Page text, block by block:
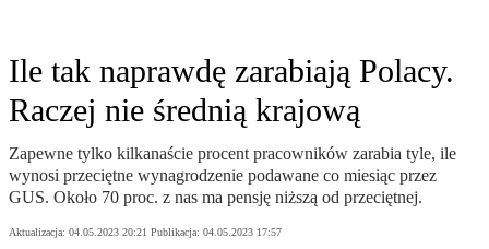
Ile tak naprawdę zarabiają Polacy.
Raczej nie średnią krajową
Zapewne tylko kilkanaście procent pracowników zarabia tyle, ile
wynosi przeciętne wynagrodzenie podawane co miesiąc przez
GUS. Około 70 proc. z nas ma pensję niższą od przeciętnej.
Aktualizacja: 04.05.2023 20:21 Publikacja: 04.05.2023 17:57